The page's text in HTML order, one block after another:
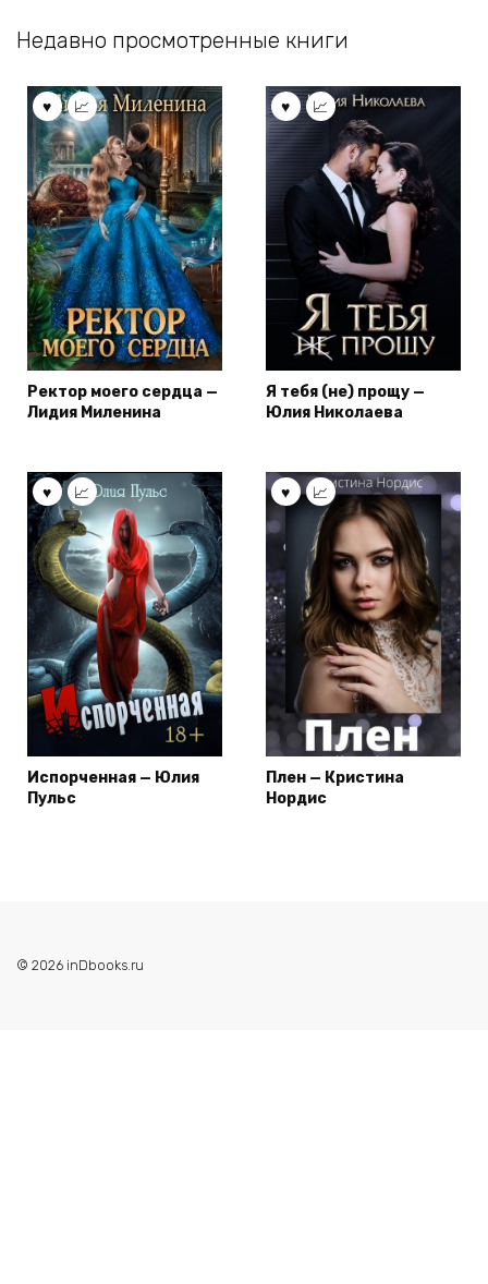
Недавно просмотренные книги
Ректор моего сердца —
Лидия Миленина
Я тебя (не) прощу —
Юлия Николаева
Испорченная — Юлия
Пульс
Плен — Кристина
Нордис
© 2026 inDbooks.ru